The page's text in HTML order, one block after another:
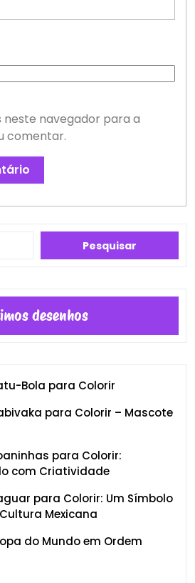
neste navegador para a
comentar.
Pesquisar
desenhos
Bola para Colorir
para Colorir – Mascote
para Colorir:
com Criatividade
para Colorir: Um Símbolo
Mexicana
do Mundo em Ordem